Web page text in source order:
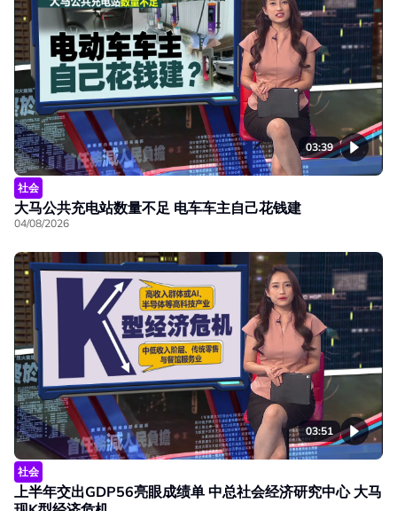
03:39
社会
大马公共充电站数量不足 电车车主自己花钱建
04/08/2026
03:51
社会
上半年交出GDP56亮眼成绩单 中总社会经济研究中心 大马